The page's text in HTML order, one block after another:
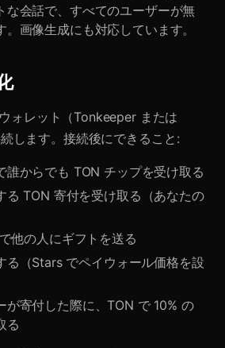
な会話で、すべてのユーザーが無
画像生成にも対応しています。
ォレット（Tonkeeper または
します。接続後にできること:
誰からでも TON チップを受け取る
る TON 寄付を受け取る（あなたの
他の人にギフトを送る
る（Stars でペイウォール価格を設
が寄付した際に、TON で 10% の
る